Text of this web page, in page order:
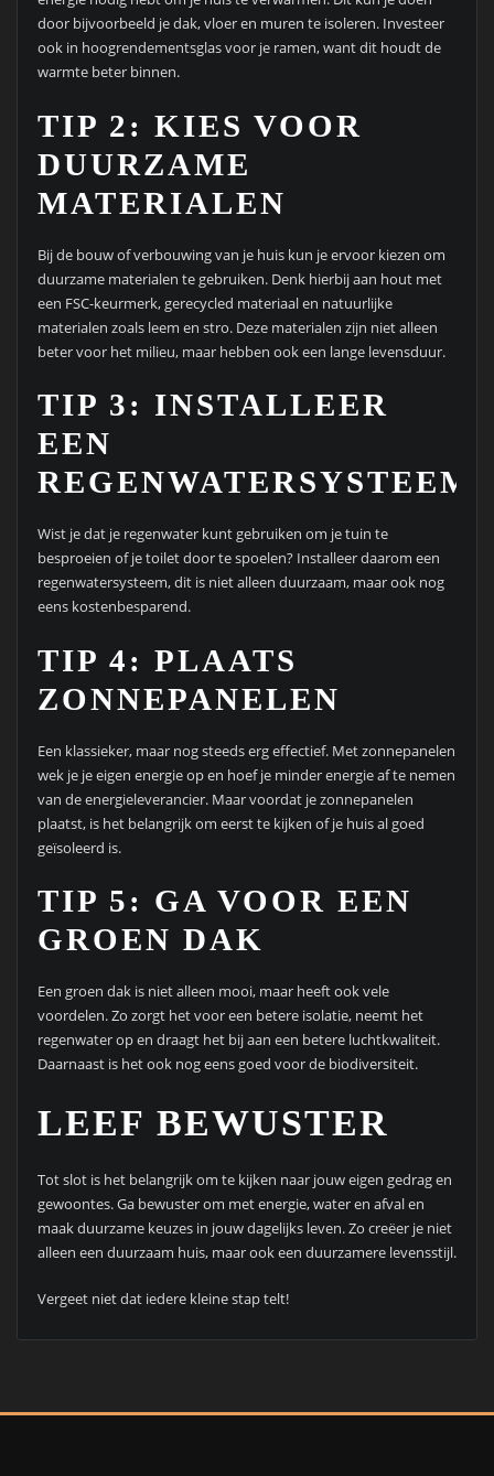
door bijvoorbeeld je dak, vloer en muren te isoleren. Investeer
ook in hoogrendementsglas voor je ramen, want dit houdt de
warmte beter binnen.
TIP 2: KIES VOOR
DUURZAME
MATERIALEN
Bij de bouw of verbouwing van je huis kun je ervoor kiezen om
duurzame materialen te gebruiken. Denk hierbij aan hout met
een FSC-keurmerk, gerecycled materiaal en natuurlijke
materialen zoals leem en stro. Deze materialen zijn niet alleen
beter voor het milieu, maar hebben ook een lange levensduur.
TIP 3: INSTALLEER
EEN
REGENWATERSYSTEEM
Wist je dat je regenwater kunt gebruiken om je tuin te
besproeien of je toilet door te spoelen? Installeer daarom een
regenwatersysteem, dit is niet alleen duurzaam, maar ook nog
eens kostenbesparend.
TIP 4: PLAATS
ZONNEPANELEN
Een klassieker, maar nog steeds erg effectief. Met zonnepanelen
wek je je eigen energie op en hoef je minder energie af te nemen
van de energieleverancier. Maar voordat je zonnepanelen
plaatst, is het belangrijk om eerst te kijken of je huis al goed
geïsoleerd is.
TIP 5: GA VOOR EEN
GROEN DAK
Een groen dak is niet alleen mooi, maar heeft ook vele
voordelen. Zo zorgt het voor een betere isolatie, neemt het
regenwater op en draagt het bij aan een betere luchtkwaliteit.
Daarnaast is het ook nog eens goed voor de biodiversiteit.
LEEF BEWUSTER
Tot slot is het belangrijk om te kijken naar jouw eigen gedrag en
gewoontes. Ga bewuster om met energie, water en afval en
maak duurzame keuzes in jouw dagelijks leven. Zo creëer je niet
alleen een duurzaam huis, maar ook een duurzamere levensstijl.
Vergeet niet dat iedere kleine stap telt!